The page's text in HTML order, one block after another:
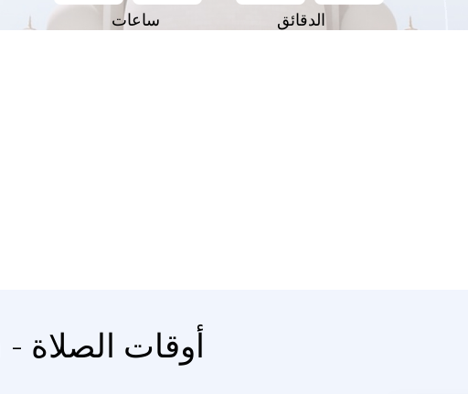
ساعات الدقائق
المدينة Polazna - أوقات الصلاة